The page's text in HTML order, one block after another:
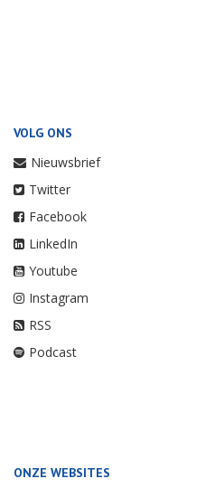
VOLG ONS
Nieuwsbrief
Twitter
Facebook
LinkedIn
Youtube
Instagram
RSS
Podcast
ONZE WEBSITES